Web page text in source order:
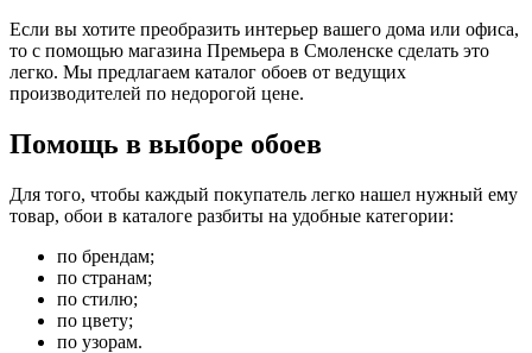
Если вы хотите преобразить интерьер вашего дома или офиса,
то с помощью магазина Премьера в Смоленске сделать это
легко. Мы предлагаем каталог обоев от ведущих
производителей по недорогой цене.
Помощь в выборе обоев
Для того, чтобы каждый покупатель легко нашел нужный ему
товар, обои в каталоге разбиты на удобные категории:
по брендам;
по странам;
по стилю;
по цвету;
по узорам.